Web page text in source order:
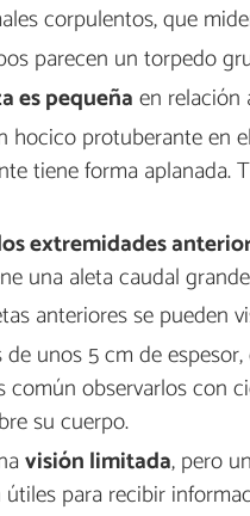
corpulentos, que
parecen un torpedo
es pequeñaen relación
hocico protuberante en
tiene forma aplanada.
extremidades
una aleta caudal
anteriores se pueden
de unos 5 cm de
común observarlos con
su cuerpo.
visión limitada, pero
útiles para recibir